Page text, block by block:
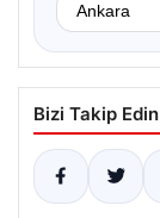
Bizi Takip Edin